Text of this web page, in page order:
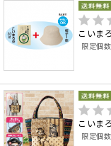
こいま
限定個
こいま
限定個